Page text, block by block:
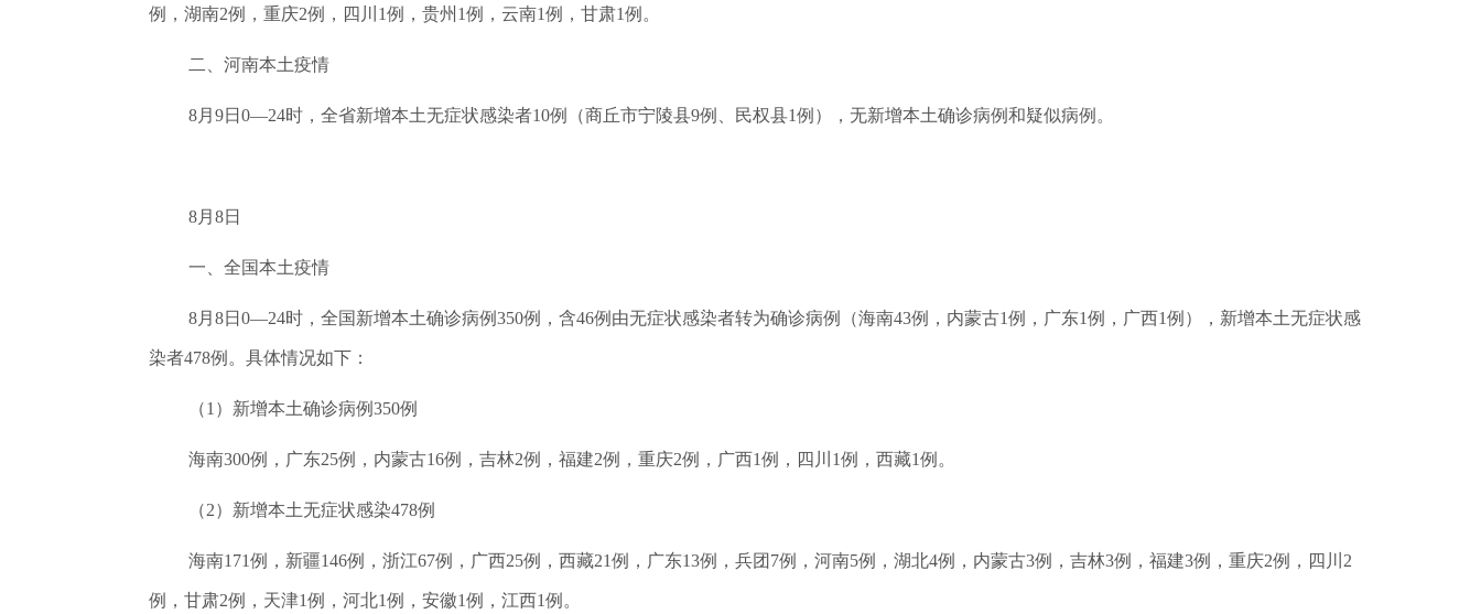
例，湖南2例，重庆2例，四川1例，贵州1例，云南1例，甘肃1例。
二、河南本土疫情
8月9日0—24时，全省新增本土无症状感染者10例（商丘市宁陵县9例、民权县1例），无新增本土确诊病例和疑似病例。
8月8日
一、全国本土疫情
8月8日0—24时，全国新增本土确诊病例350例，含46例由无症状感染者转为确诊病例（海南43例，内蒙古1例，广东1例，广西1例），新增本土无症状感
染者478例。具体情况如下：
（1）新增本土确诊病例350例
海南300例，广东25例，内蒙古16例，吉林2例，福建2例，重庆2例，广西1例，四川1例，西藏1例。
（2）新增本土无症状感染478例
海南171例，新疆146例，浙江67例，广西25例，西藏21例，广东13例，兵团7例，河南5例，湖北4例，内蒙古3例，吉林3例，福建3例，重庆2例，四川2
例，甘肃2例，天津1例，河北1例，安徽1例，江西1例。